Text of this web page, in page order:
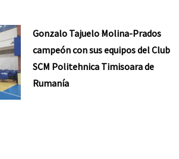
Gonzalo Tajuelo Molina-Prados
campeón con sus equipos del Club
SCM Politehnica Timisoara de
Rumanía